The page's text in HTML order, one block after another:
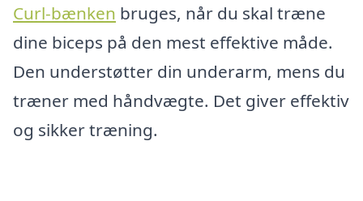
Curl-bænken bruges, når du skal træne
dine biceps på den mest effektive måde.
Den understøtter din underarm, mens du
træner med håndvægte. Det giver effektiv
og sikker træning.